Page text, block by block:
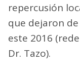
repercusión
que dejaron
este 2016
Dr. Tazo).